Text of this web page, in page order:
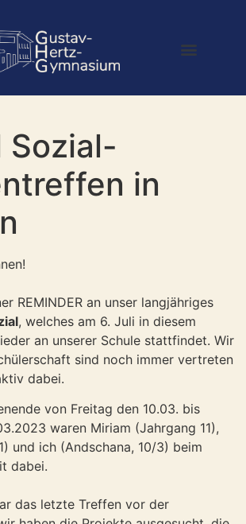
Sozial-
in
REMINDER an unser langjähriges
, welches am 6. Juli in diesem
an unserer Schule stattfindet. Wir
sind noch immer vertreten
dabei.
von Freitag den 10.03. bis
waren Miriam (Jahrgang 11),
und ich (Andschana, 10/3) beim
dabei.
das letzte Treffen vor der